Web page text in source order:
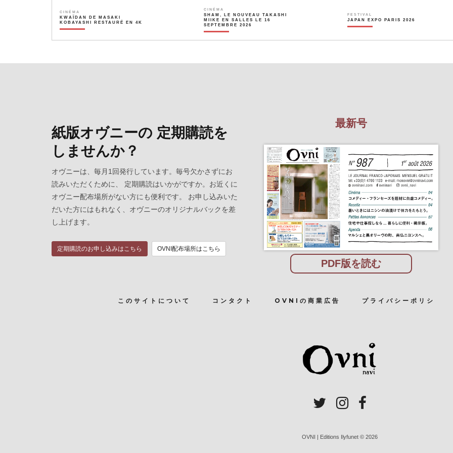
CINÉMA
KWAÏDAN DE MASAKI
KOBAYASHI RESTAURÉ EN 4K
CINÉMA
SHAM, LE NOUVEAU TAKASHI
MIIKE EN SALLES LE 16
SEPTEMBRE 2026
FESTIVAL
JAPAN EXPO PARIS 2026
紙版オヴニーの 定期購読を
しませんか？
オヴニーは、毎月1回発行しています。毎号欠かさずにお
読みいただくために、 定期購読はいかがですか。お近くに
オヴニー配布場所がない方にも便利です。 お申し込みいた
だいた方にはもれなく、オヴニーのオリジナルバックを差
し上げます。
定期購読のお申し込みはこちら OVNI配布場所はこちら
最新号
PDF版を読む
このサイトについて コンタクト OVNIの商業広告 プライバシーポリシ
OVNI | Editions Ilyfunet © 2026